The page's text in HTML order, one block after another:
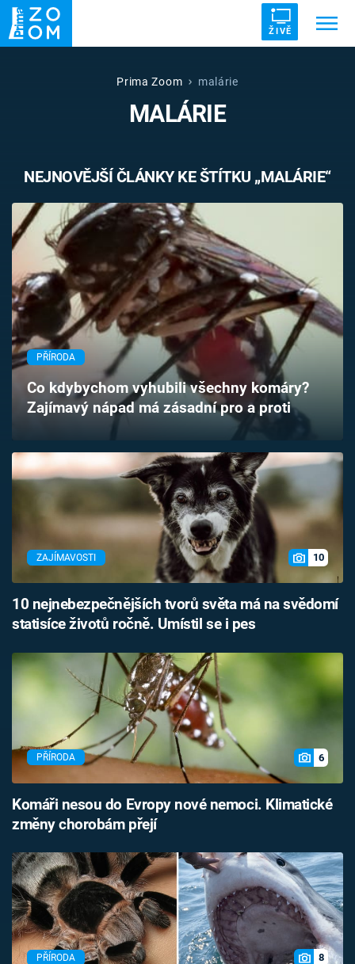
ŽIVĚ
UFO DRUHÁ SVĚTOVÁ VÁLKA
VETŘELCI DÁVNOVĚKU
Témata
Témata
Pořady
TV Program
Časopis
Sledujte prima+
Přihlášení
Sledujte nás
Prima Zoom malárie
MALÁRIE
NEJNOVĚJŠÍ ČLÁNKY KE ŠTÍTKU „MALÁRIE“
PŘÍRODA
Co kdybychom vyhubili všechny komáry?
Zajímavý nápad má zásadní pro a proti
ZAJÍMAVOSTI 10
10 nejnebezpečnějších tvorů světa má na svědomí
statisíce životů ročně. Umístil se i pes
PŘÍRODA 6
Komáři nesou do Evropy nové nemoci. Klimatické
změny chorobám přejí
PŘÍRODA 8